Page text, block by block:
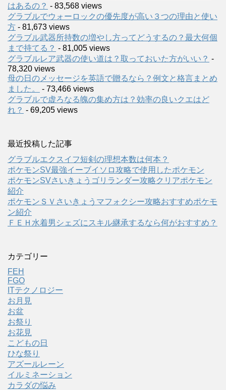
はあるの？ - 83,568 views
グラブルでウォーロックの優先度が高い３つの理由と使い
方 - 81,673 views
グラブル武器所持数の増やし方ってどうするの？最大何個
まで持てる？ - 81,005 views
グラブルレア武器の使い道は？取っておいた方がいい？ -
78,320 views
母の日のメッセージを英語で贈るなら？例文と格言まとめ
ました。
- 73,466 views
グラブルで虚ろなる魄の集め方は？効率の良いクエはど
れ？ - 69,205 views
最近投稿した記事
グラブルエクスイフ短剣の理想本数は何本？
ポケモンSV最強イーブイソロ攻略で使用したポケモン
ポケモンSVさいきょうゴリランダー攻略クリアポケモン
紹介
ポケモンＳＶさいきょうマフォクシー攻略おすすめポケモ
ン紹介
ＦＥＨ水着男シェズにスキル継承するなら何がおすすめ？
カテゴリー
FEH
FGO
ITテクノロジー
お月見
お盆
お祭り
お花見
こどもの日
ひな祭り
アズールレーン
イルミネーション
カラダの悩み